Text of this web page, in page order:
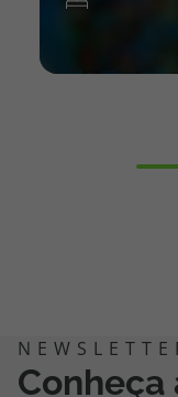
Conheça